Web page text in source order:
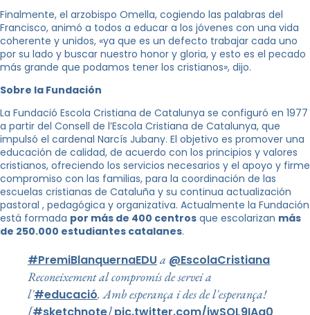
Finalmente, el arzobispo Omella, cogiendo las palabras del
Francisco, animó a todos a educar a los jóvenes con una vida
coherente y unidos, «ya que es un defecto trabajar cada uno
por su lado y buscar nuestro honor y gloria, y esto es el pecado
más grande que podamos tener los cristianos», dijo.
Sobre la Fundación
La Fundació Escola Cristiana de Catalunya se configuró en 1977
a partir del Consell de l’Escola Cristiana de Catalunya, que
impulsó el cardenal Narcís Jubany. El objetivo es promover una
educación de calidad, de acuerdo con los principios y valores
cristianos, ofreciendo los servicios necesarios y el apoyo y firme
compromiso con las familias, para la coordinación de las
escuelas cristianas de Cataluña y su continua actualización
pastoral , pedagógica y organizativa. Actualmente la Fundación
está formada por más de 400 centros que escolarizan más
de 250.000 estudiantes catalanes.
#PremiBlanquernaEDU a @EscolaCristiana
Reconeixement al compromís de servei a
l'#educació. Amb esperança i des de l'esperança!
[
]